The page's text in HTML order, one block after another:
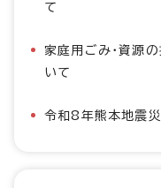
て
家庭用ごみ・資源
いて
令和8年熊本地震